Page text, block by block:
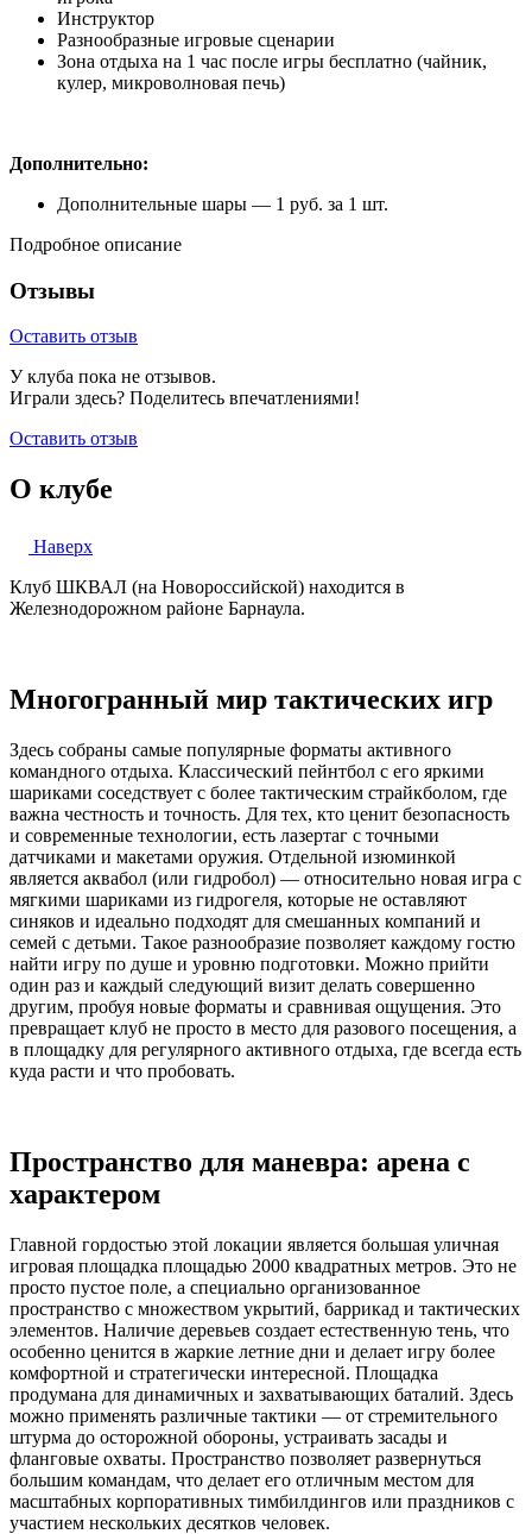
Инструктор
Разнообразные игровые сценарии
Зона отдыха на 1 час после игры бесплатно (чайник,
кулер, микроволновая печь)
Дополнительно:
Дополнительные шары — 1 руб. за 1 шт.
Подробное описание
Отзывы
Оставить отзыв
У клуба пока не отзывов.
Играли здесь? Поделитесь впечатлениями!
Оставить отзыв
О клубе
Наверх
Клуб ШКВАЛ (на Новороссийской) находится в
Железнодорожном районе Барнаула.
Многогранный мир тактических игр
Здесь собраны самые популярные форматы активного
командного отдыха. Классический пейнтбол с его яркими
шариками соседствует с более тактическим страйкболом, где
важна честность и точность. Для тех, кто ценит безопасность
и современные технологии, есть лазертаг с точными
датчиками и макетами оружия. Отдельной изюминкой
является аквабол (или гидробол) — относительно новая игра с
мягкими шариками из гидрогеля, которые не оставляют
синяков и идеально подходят для смешанных компаний и
семей с детьми. Такое разнообразие позволяет каждому гостю
найти игру по душе и уровню подготовки. Можно прийти
один раз и каждый следующий визит делать совершенно
другим, пробуя новые форматы и сравнивая ощущения. Это
превращает клуб не просто в место для разового посещения, а
в площадку для регулярного активного отдыха, где всегда есть
куда расти и что пробовать.
Пространство для маневра: арена с
характером
Главной гордостью этой локации является большая уличная
игровая площадка площадью 2000 квадратных метров. Это не
просто пустое поле, а специально организованное
пространство с множеством укрытий, баррикад и тактических
элементов. Наличие деревьев создает естественную тень, что
особенно ценится в жаркие летние дни и делает игру более
комфортной и стратегически интересной. Площадка
продумана для динамичных и захватывающих баталий. Здесь
можно применять различные тактики — от стремительного
штурма до осторожной обороны, устраивать засады и
фланговые охваты. Пространство позволяет развернуться
большим командам, что делает его отличным местом для
масштабных корпоративных тимбилдингов или праздников с
участием нескольких десятков человек.